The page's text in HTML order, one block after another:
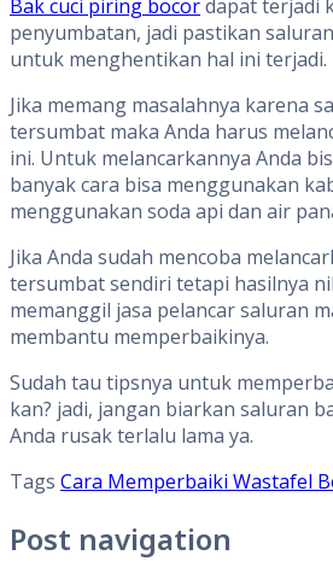
Bak cuci piring bocordapat terjadi
penyumbatan, jadi pastikan
untuk menghentikan hal ini terjadi.
Jika memang masalahnya karena
tersumbat maka Anda harus
ini. Untuk melancarkannya Anda
banyak cara bisa menggunakan
menggunakan soda api dan air
Jika Anda sudah mencoba
tersumbat sendiri tetapi hasilnya
memanggil jasa pelancar saluran
membantu memperbaikinya.
Sudah tau tipsnya untuk
kan? jadi, jangan biarkan saluran
Anda rusak terlalu lama ya.
Tags Cara Memperbaiki Wastafel
Post navigation